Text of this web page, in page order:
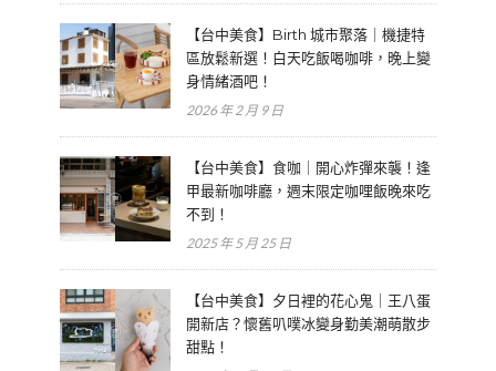
【台中美食】Birth 城市聚落｜機捷特
區放鬆新選！白天吃飯喝咖啡，晚上變
身情緒酒吧！
2026 年 2 月 9 日
【台中美食】食咖｜開心炸彈來襲！逢
甲最新咖啡廳，週末限定咖哩飯晚來吃
不到！
2025 年 5 月 25 日
【台中美食】夕日裡的花心鬼｜王八蛋
開新店？懷舊叭噗冰變身勤美潮萌散步
甜點！